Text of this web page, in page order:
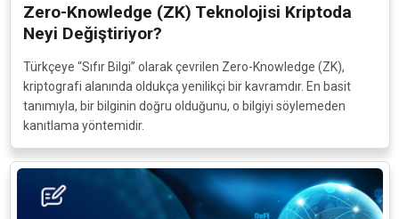
Zero-Knowledge (ZK) Teknolojisi Kriptoda
Neyi Değiştiriyor?
Türkçeye “Sıfır Bilgi” olarak çevrilen Zero-Knowledge (ZK),
kriptografi alanında oldukça yenilikçi bir kavramdır. En basit
tanımıyla, bir bilginin doğru olduğunu, o bilgiyi söylemeden
kanıtlama yöntemidir.